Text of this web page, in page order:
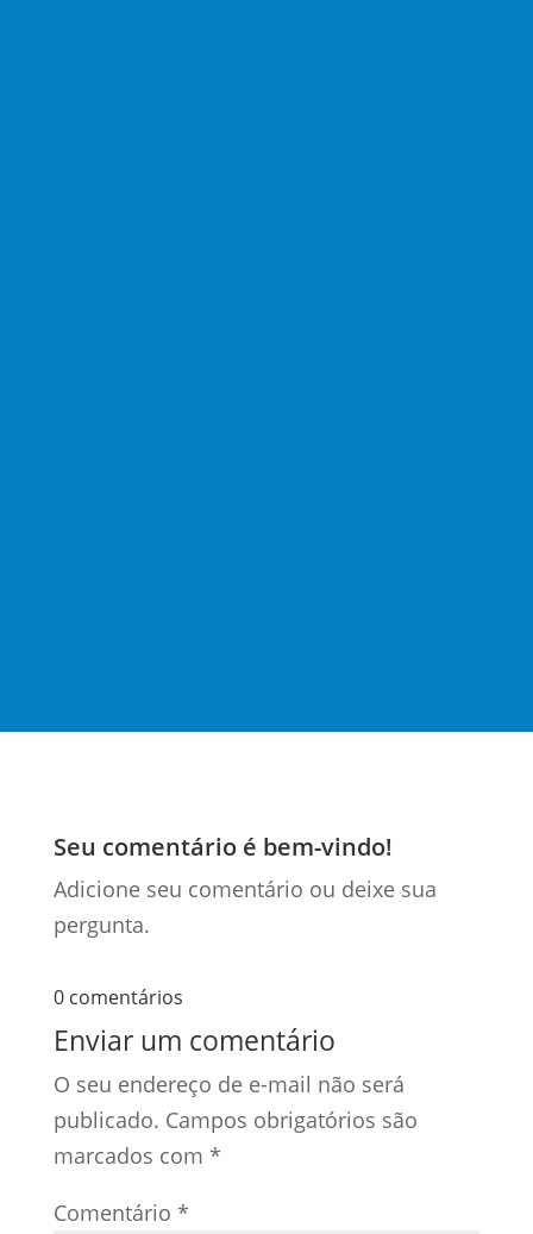
Seu comentário é bem-vindo!
Adicione seu comentário ou deixe sua
pergunta.
0 comentários
Enviar um comentário
O seu endereço de e-mail não será
publicado. Campos obrigatórios são
marcados com *
Comentário *